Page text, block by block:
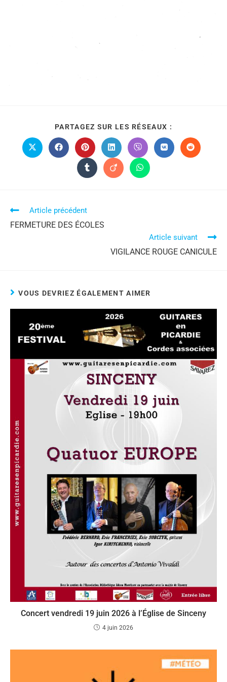
PARTAGEZ SUR LES RÉSEAUX :
Article précédent
FERMETURE DES ÉCOLES
Article suivant
VIGILANCE ROUGE CANICULE
VOUS DEVRIEZ ÉGALEMENT AIMER
Concert vendredi 19 juin 2026 à l’Église de Sinceny
4 juin 2026